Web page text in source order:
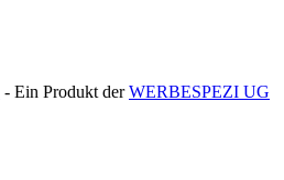
- Ein Produkt derWERBESPEZI UG